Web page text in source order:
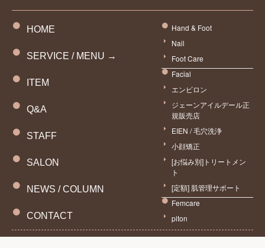
HOME
SERVICE / MENU →
ITEM
Q&A
STAFF
SALON
NEWS / COLUMN
CONTACT
Hand & Foot
Nail
Foot Care
Facial
エンビロン
ジェーンアイルデール正
規販売店
EIEN / 毛穴洗浄
小顔矯正
[お悩み別]トリートメン
ト
[定額] 肌管理サポート
Femcare
piton